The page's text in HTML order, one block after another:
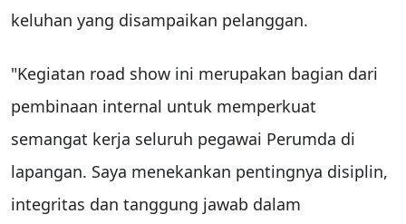
keluhan yang disampaikan pelanggan.
"Kegiatan road show ini merupakan bagian dari
pembinaan internal untuk memperkuat
semangat kerja seluruh pegawai Perumda di
lapangan. Saya menekankan pentingnya disiplin,
integritas dan tanggung jawab dalam